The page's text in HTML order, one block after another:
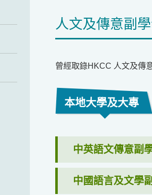
人文及傳意副
曾經取錄HKCC 人文及傳
本地大學及大專
中英語文傳意副
中國語言及文學